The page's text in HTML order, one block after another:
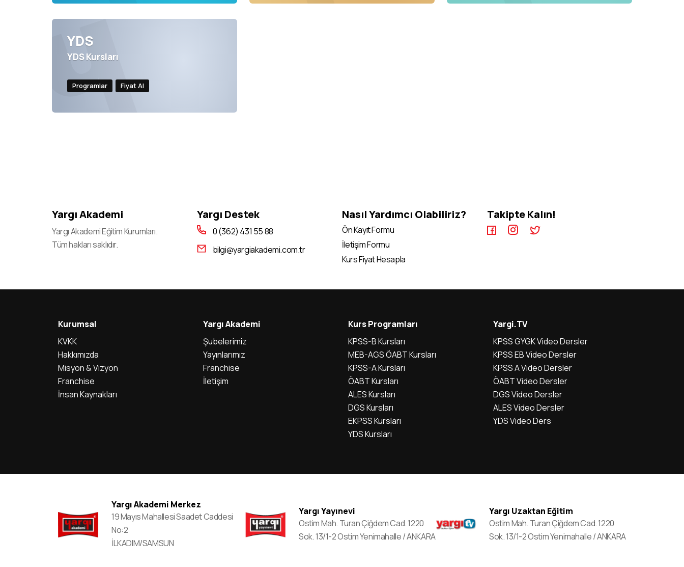
YDS
YDS Kursları
Programlar Fiyat Al
Yargı Akademi
Yargı Akademi Eğitim Kurumları.
Tüm hakları saklıdır.
Yargı Destek
0 (362) 431 55 88
bilgi@yargiakademi.com.tr
Nasıl Yardımcı Olabiliriz?
Ön Kayıt Formu
İletişim Formu
Kurs Fiyat Hesapla
Takipte Kalın!
Kurumsal
KVKK
Hakkımızda
Misyon & Vizyon
Franchise
İnsan Kaynakları
Yargı Akademi
Şubelerimiz
Yayınlarımız
Franchise
İletişim
Kurs Programları
KPSS-B Kursları
MEB-AGS ÖABT Kursları
KPSS-A Kursları
ÖABT Kursları
ALES Kursları
DGS Kursları
EKPSS Kursları
YDS Kursları
Yargi.TV
KPSS GYGK Video Dersler
KPSS EB Video Dersler
KPSS A Video Dersler
ÖABT Video Dersler
DGS Video Dersler
ALES Video Dersler
YDS Video Ders
Yargı Akademi Merkez
19 Mayıs Mahallesi Saadet Caddesi
No:2
İLKADIM/SAMSUN
Yargı Yayınevi
Ostim Mah. Turan Çiğdem Cad. 1220
Sok. 13/1-2 Ostim Yenimahalle / ANKARA
Yargı Uzaktan Eğitim
Ostim Mah. Turan Çiğdem Cad. 1220
Sok. 13/1-2 Ostim Yenimahalle / ANKARA